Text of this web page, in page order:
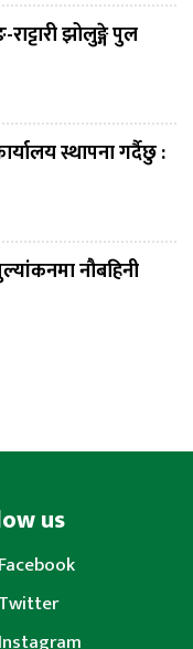
झोलुङ्गे पुल
स्थापना गर्दैछु :
नौबहिनी
us
Facebook
Twitter
Instagram